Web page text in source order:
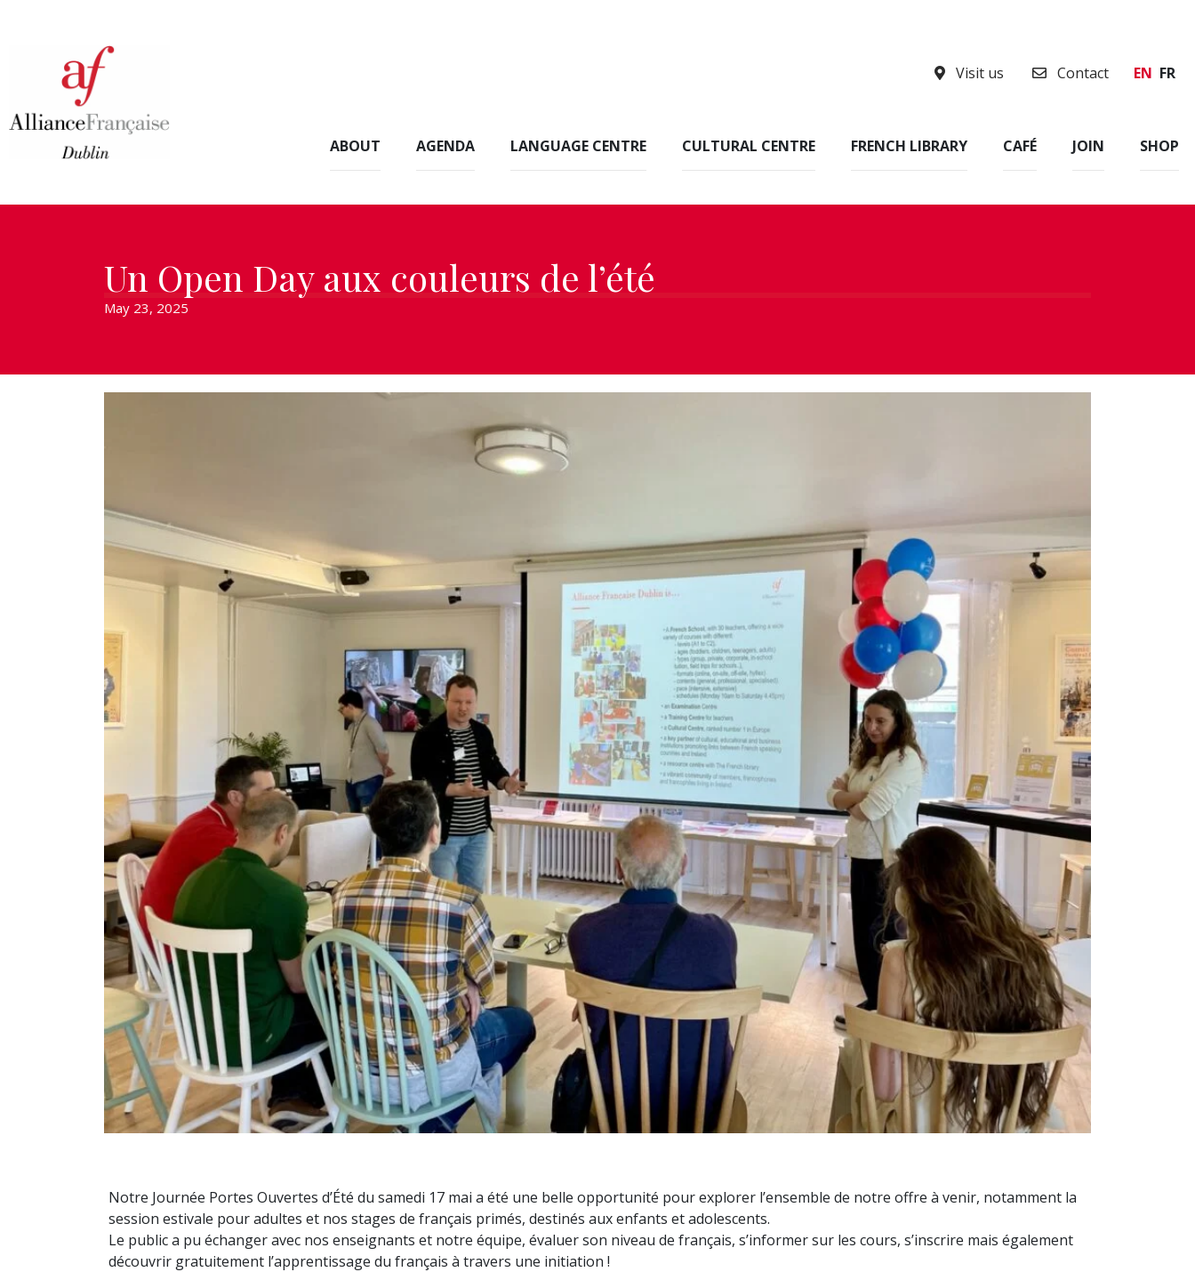
Visit us Contact EN FR
ABOUT AGENDA LANGUAGE CENTRE CULTURAL CENTRE FRENCH LIBRARY CAFÉ JOIN SHOP
Un Open Day aux couleurs de l’été
May 23, 2025
Notre Journée Portes Ouvertes d’Été du samedi 17 mai a été une belle opportunité pour explorer l’ensemble de notre offre à venir, notamment la
session estivale pour adultes et nos stages de français primés, destinés aux enfants et adolescents.
Le public a pu échanger avec nos enseignants et notre équipe, évaluer son niveau de français, s’informer sur les cours, s’inscrire mais également
découvrir gratuitement l’apprentissage du français à travers une initiation !